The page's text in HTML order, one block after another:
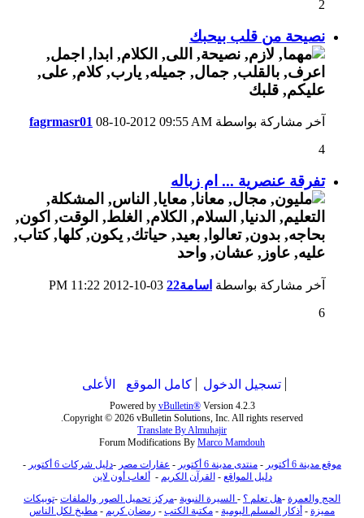
2
نصيحة من قلب بيحبك
آخر مشاركة بواسطة fagrmasr01 08-10-2012 09:55 AM
4
تفرقة عنصرية ... ام زباله
آخر مشاركة بواسطة اسامة22
11:22 PM
6
تسجيل الدخول كامل الموقع الأعلى
Powered by vBulletin®Version 4.2.3
Copyright © 2026 vBulletin Solutions, Inc. All rights reserved.
Translate By Almuhajir
Forum Modifications By Marco Mamdouh
موقع مدينة 6 أكتوبر
- منتدى مدينة 6 أكتوبر - عقارات مصر -دليل شركات 6 أكتوبر
-
دليل المواقع -القرآن الكريم -ألعاب أون لاين
الحج والعمرة -هل تعلم ؟ - السيرة النبوية -مركز تحميل الصور والملفات -توبيكات
مميزة - أذكار المسلم اليومية - مكتبة الكتب - رمضان كريم - مطبخ لكل الناس